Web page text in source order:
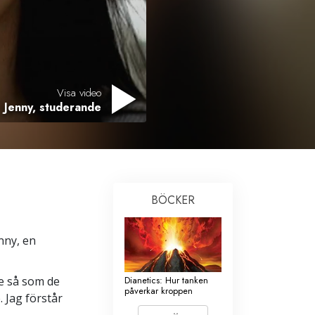
Verktyg för arbetslivet
Etik och tillstånden
Orsaken till undertryckande
Studieteknologin
Kommunikation
Visa video
Jenny, studerande
en
så som de
Jag förstår
BÖCKER
Dianetics: Hur tanken
påverkar kroppen